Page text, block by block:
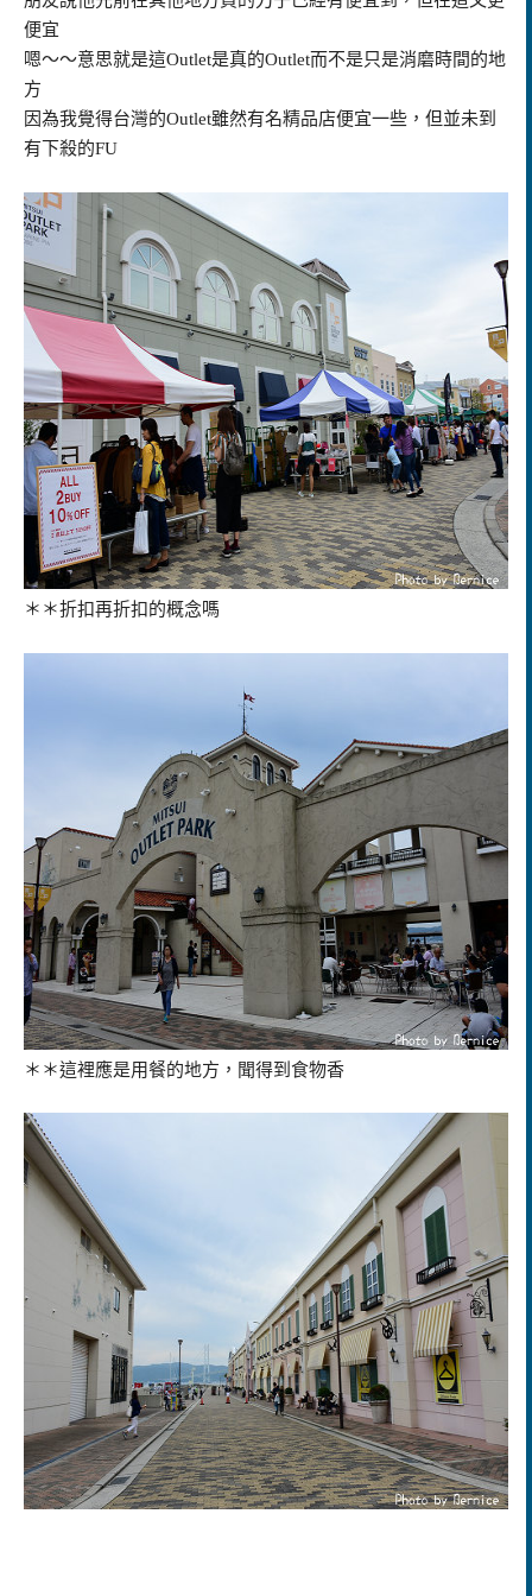
便宜
嗯～～意思就是這Outlet是真的Outlet而不是只是消磨時間的地
方
因為我覺得台灣的Outlet雖然有名精品店便宜一些，但並未到
有下殺的FU
＊＊折扣再折扣的概念嗎
＊＊這裡應是用餐的地方，聞得到食物香